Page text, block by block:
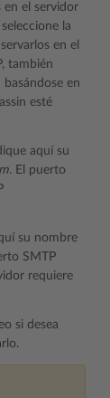
en el servidor
la
en el
también
en
esté
aquí su
. El puerto
su nombre
SMTP
requiere
si desea